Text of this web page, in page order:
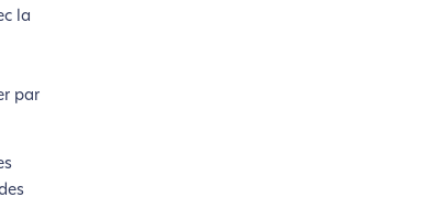
vous pouvez
la
par